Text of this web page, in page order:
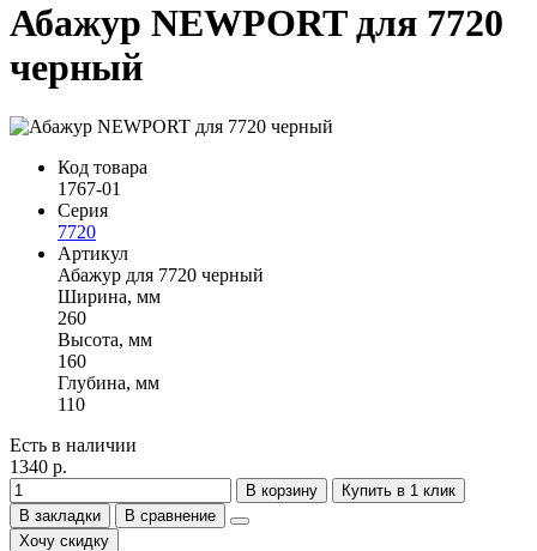
Абажур NEWPORT для 7720
черный
Код товара
1767-01
Серия
7720
Артикул
Абажур для 7720 черный
Ширина, мм
260
Высота, мм
160
Глубина, мм
110
Есть в наличии
1340 р.
В корзину
Купить в 1 клик
В закладки
В сравнение
Хочу скидку